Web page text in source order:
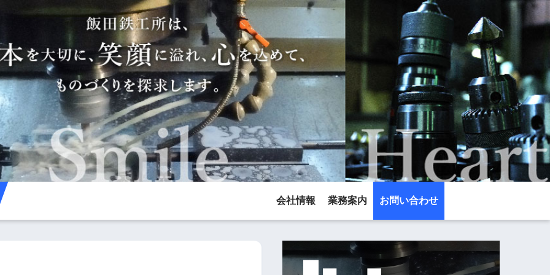
会社情報 業務案内 お問い合わせ